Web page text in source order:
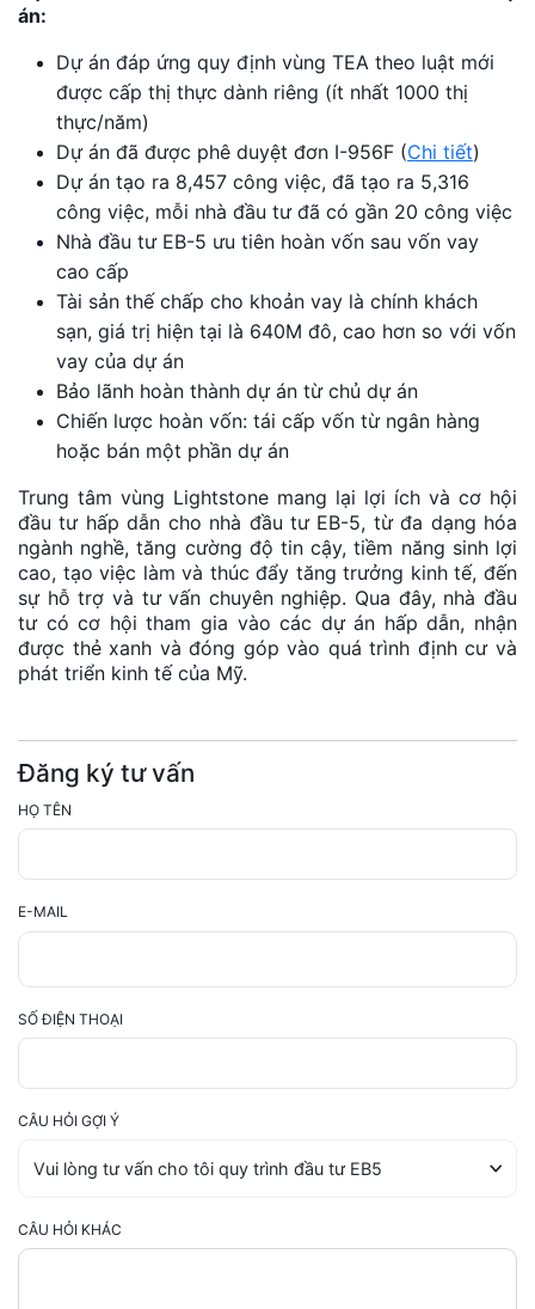
án:
Dự án đáp ứng quy định vùng TEA theo luật mới
được cấp thị thực dành riêng (ít nhất 1000 thị
thực/năm)
Dự án đã được phê duyệt đơn I-956F (Chi tiết)
Dự án tạo ra 8,457 công việc, đã tạo ra 5,316
công việc, mỗi nhà đầu tư đã có gần 20 công việc
Nhà đầu tư EB-5 ưu tiên hoàn vốn sau vốn vay
cao cấp
Tài sản thế chấp cho khoản vay là chính khách
sạn, giá trị hiện tại là 640M đô, cao hơn so với vốn
vay của dự án
Bảo lãnh hoàn thành dự án từ chủ dự án
Chiến lược hoàn vốn: tái cấp vốn từ ngân hàng
hoặc bán một phần dự án
Trung tâm vùng Lightstone mang lại lợi ích và cơ hội
đầu tư hấp dẫn cho nhà đầu tư EB-5, từ đa dạng hóa
ngành nghề, tăng cường độ tin cậy, tiềm năng sinh lợi
cao, tạo việc làm và thúc đẩy tăng trưởng kinh tế, đến
sự hỗ trợ và tư vấn chuyên nghiệp. Qua đây, nhà đầu
tư có cơ hội tham gia vào các dự án hấp dẫn, nhận
được thẻ xanh và đóng góp vào quá trình định cư và
phát triển kinh tế của Mỹ.
Đăng ký tư vấn
HỌ TÊN
E-MAIL
SỐ ĐIỆN THOẠI
CÂU HỎI GỢI Ý
CÂU HỎI KHÁC